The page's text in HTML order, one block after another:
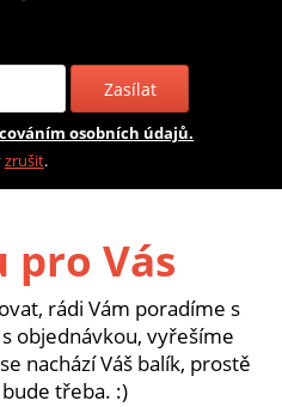
Zasílat
osobních údajů.
zrušit.
pro Vás
rádi Vám poradíme s
objednávkou, vyřešíme
nachází Váš balík, prostě
třeba. :)